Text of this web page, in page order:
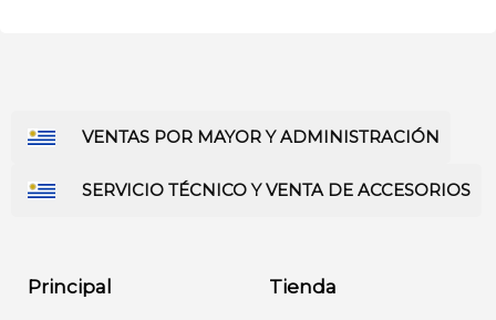
VENTAS POR MAYOR Y ADMINISTRACIÓN
SERVICIO TÉCNICO Y VENTA DE ACCESORIOS
Principal Tienda